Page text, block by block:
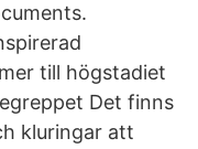
till högstadiet
Det finns
kluringar att